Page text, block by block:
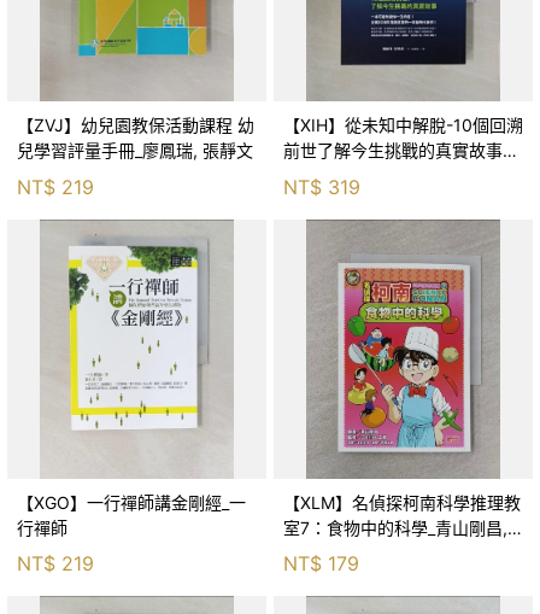
【ZVJ】幼兒園教保活動課程 幼
兒學習評量手冊_廖鳳瑞, 張靜文
NT$ 219
【XIH】從未知中解脫-10個回溯
前世了解今生挑戰的真實故事_
羅伯特．舒
NT$ 319
【XGO】一行禪師講金剛經_一
行禪師
NT$ 219
【XLM】名偵探柯南科學推理教
室7：食物中的科學_青山剛昌,
NT$ 179